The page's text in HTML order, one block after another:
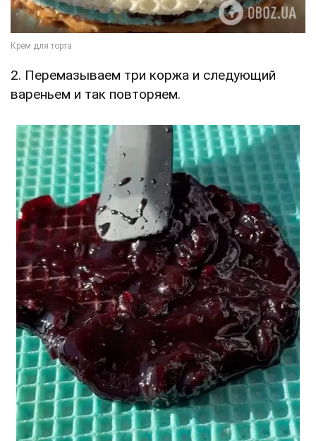
2. Перемазываем три коржа и следующий
вареньем и так повторяем.